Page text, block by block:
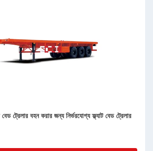
ট্রেলার বহন করার জন্য নির্ভরযোগ্য ফ্ল্যাট বেড ট্রেলার